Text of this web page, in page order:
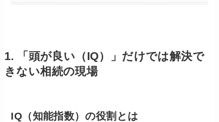
1. 「頭が良い（IQ）」だけでは解決で
きない相続の現場
IQ（知能指数）の役割とは